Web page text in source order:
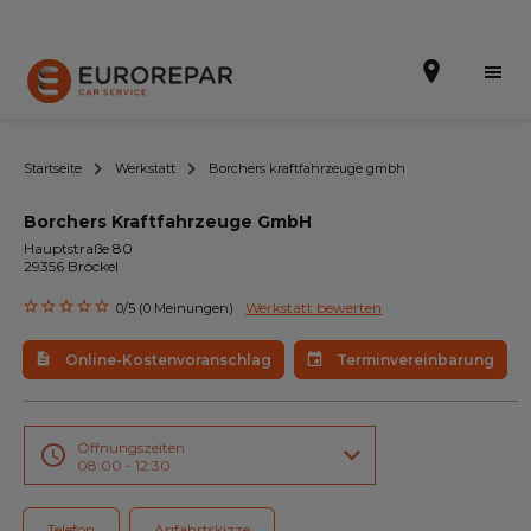
Terminvereinbarung
Online-Kostenvoranschlag
Die Marke
Leistungen
Angebote
Startseite Werkstatt Borchers kraftfahrzeuge gmbh
Borchers Kraftfahrzeuge GmbH
Hauptstraße 80
29356 Bröckel
0/5 (0 Meinungen) Werkstatt bewerten
Online-Kostenvoranschlag Terminvereinbarung
Öffnungszeiten
08:00 - 12:30